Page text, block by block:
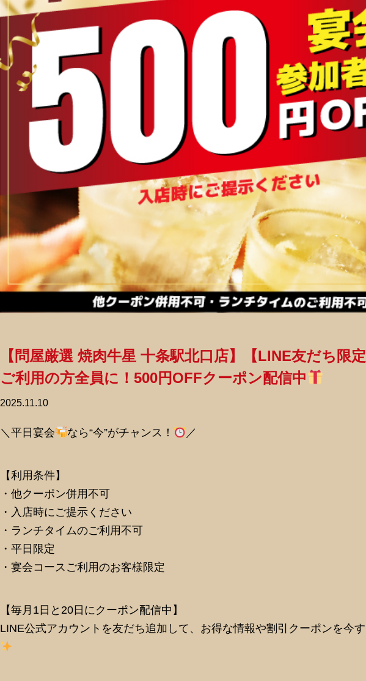
2025.11.10
【問屋厳選 焼肉牛星 十条駅北口店】【LINE友だち限
ご利用の方全員に！500円OFFクーポン配信中
＼平日宴会 なら“今”がチャンス！ ／
【利用条件】
・他クーポン併用不可
・入店時にご提示ください
・ランチタイムのご利用不可
・平日限定
・宴会コースご利用のお客様限定
【毎月1日と20日にクーポン配信中】
LINE公式アカウントを友だち追加して、お得な情報や割引クーポンを今